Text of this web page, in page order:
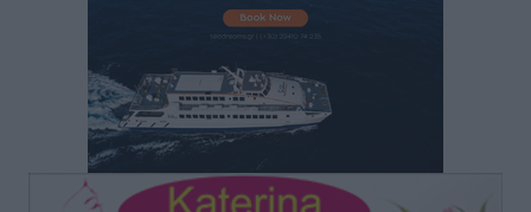
Ιππότες: Με το βλέμμα στραμμένο στο μέλλον
ΠΑΜΕ ΣΤΟΙΧΗΜΑ: Περισσότερα από 95 εκατομμύρια
ευρώ σε κέρδη μοίρασε τον Ιούλιο
Αθλητικά πριν 1 ώρα